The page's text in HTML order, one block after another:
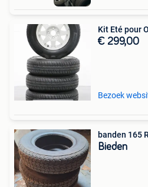
Kit Eté pour
€ 299,00
Bezoek
banden 165
Bieden